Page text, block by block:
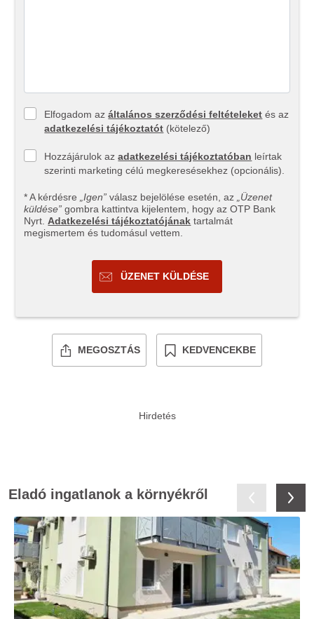
Elfogadom azáltalános szerződési feltételeket és az
adatkezelési tájékoztatót (kötelező)
Hozzájárulok azadatkezelési tájékoztatóban leírtak
szerinti marketing célú megkeresésekhez (opcionális).
* A kérdésre „Igen” válasz bejelölése esetén, az
„Üzenet
küldése” gombra kattintva kijelentem, hogy az OTP Bank
Nyrt. Adatkezelési tájékoztatójának tartalmát
megismertem és tudomásul vettem.
ÜZENET KÜLDÉSE
MEGOSZTÁS KEDVENCEKBE
Eladó ingatlanok a környékről